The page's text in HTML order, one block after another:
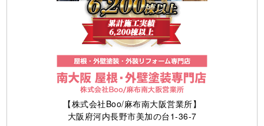
【株式会社Boo/麻布南大阪営業所】
大阪府河内長野市美加の台1-36-7